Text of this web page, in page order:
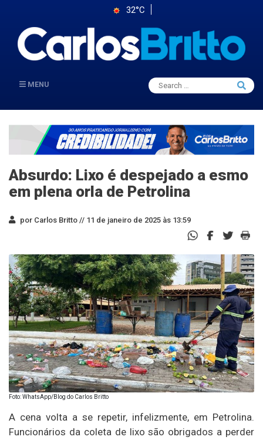
32°C
MENU
Search
for:
Search
Absurdo: Lixo é despejado a esmo
em plena orla de Petrolina
por Carlos Britto // 11 de janeiro de 2025 às 13:59
Foto: WhatsApp/Blog do Carlos Britto
A cena volta a se repetir, infelizmente, em Petrolina.
Funcionários da coleta de lixo são obrigados a perder